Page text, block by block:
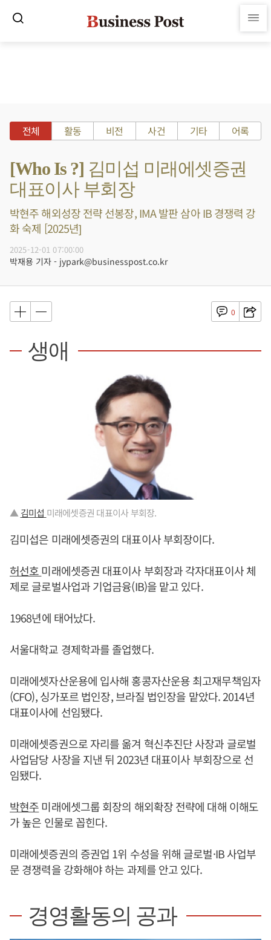
전체 활동 비전 사건 기타 어록
[Who Is ?] 김미섭 미래에셋증권
대표이사 부회장
박현주 해외성장 전략 선봉장, IMA 발판 삼아 IB 경쟁력 강
화 숙제 [2025년]
2025-12-01 07:00:00
박재용 기자 - jypark@businesspost.co.kr
0
생애
▲ 김미섭 미래에셋증권 대표이사 부회장.
김미섭은 미래에셋증권의 대표이사 부회장이다.
허선호미래에셋증권 대표이사 부회장과 각자대표이사 체
제로 글로벌사업과 기업금융(IB)을 맡고 있다.
1968년에 태어났다.
서울대학교 경제학과를 졸업했다.
미래에셋자산운용에 입사해 홍콩자산운용 최고재무책임자
(CFO), 싱가포르 법인장, 브라질 법인장을 맡았다. 2014년
대표이사에 선임됐다.
미래에셋증권으로 자리를 옮겨 혁신추진단 사장과 글로벌
사업담당 사장을 지낸 뒤 2023년 대표이사 부회장으로 선
임됐다.
박현주미래에셋그룹 회장의 해외확장 전략에 대해 이해도
가 높은 인물로 꼽힌다.
미래에셋증권의 증권업 1위 수성을 위해 글로벌·IB 사업부
문 경쟁력을 강화해야 하는 과제를 안고 있다.
경영활동의 공과